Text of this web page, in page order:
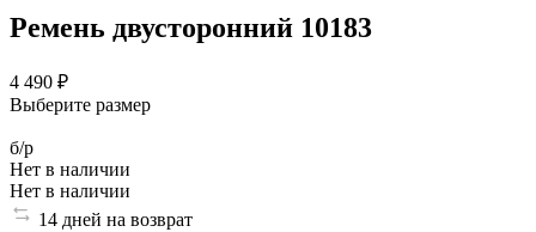
Ремень двусторонний 10183
4 490 ₽
Выберите размер
б/р
Нет в наличии
Нет в наличии
14 дней на возврат